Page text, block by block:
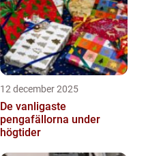
12 december 2025
De vanligaste
pengafällorna under
högtider